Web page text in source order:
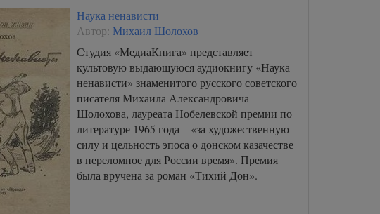
Наука ненависти
Автор: Михаил Шолохов
Студия «МедиаКнига» представляет
культовую выдающуюся аудиокнигу «Наука
ненависти» знаменитого русского советского
писателя Михаила Александровича
Шолохова, лауреата Нобелевской премии по
литературе 1965 года – «за художественную
силу и цельность эпоса о донском казачестве
в переломное для России время». Премия
была вручена за роман «Тихий Дон».